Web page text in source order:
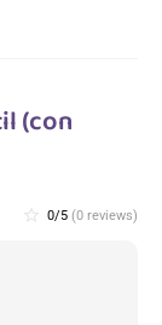
(con
star_border 0/5 (0 reviews)